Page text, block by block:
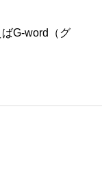
G-word（グ